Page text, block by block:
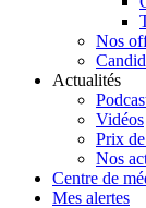
Nos
Actualités
Vidéos
Prix
Nos
Centre de
Mes alertes